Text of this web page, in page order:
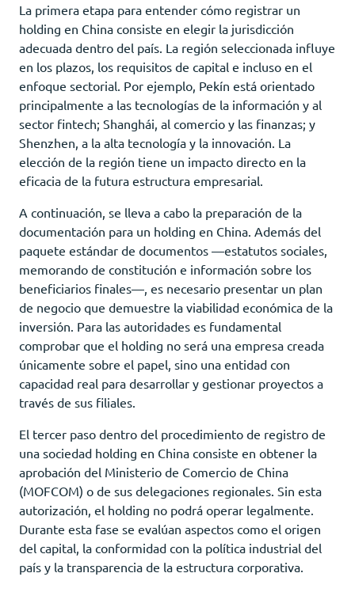
La primera etapa para entender cómo registrar un
holding en China consiste en elegir la jurisdicción
adecuada dentro del país. La región seleccionada influye
en los plazos, los requisitos de capital e incluso en el
enfoque sectorial. Por ejemplo, Pekín está orientado
principalmente a las tecnologías de la información y al
sector fintech; Shanghái, al comercio y las finanzas; y
Shenzhen, a la alta tecnología y la innovación. La
elección de la región tiene un impacto directo en la
eficacia de la futura estructura empresarial.
A continuación, se lleva a cabo la preparación de la
documentación para un holding en China. Además del
paquete estándar de documentos —estatutos sociales,
memorando de constitución e información sobre los
beneficiarios finales—, es necesario presentar un plan
de negocio que demuestre la viabilidad económica de la
inversión. Para las autoridades es fundamental
comprobar que el holding no será una empresa creada
únicamente sobre el papel, sino una entidad con
capacidad real para desarrollar y gestionar proyectos a
través de sus filiales.
El tercer paso dentro del procedimiento de registro de
una sociedad holding en China consiste en obtener la
aprobación del Ministerio de Comercio de China
(MOFCOM) o de sus delegaciones regionales. Sin esta
autorización, el holding no podrá operar legalmente.
Durante esta fase se evalúan aspectos como el origen
del capital, la conformidad con la política industrial del
país y la transparencia de la estructura corporativa.